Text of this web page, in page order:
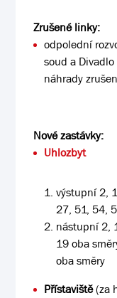
Zrušené linky:
odpolední
soud a
náhrady
Nové zastávky:
Uhlozbyt
výstupní 2,
27, 51, 54,
nástupní 2,
19 oba
oba směry
Přístaviště(za